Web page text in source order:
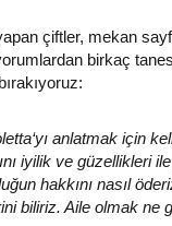
çiftler, mekan
birkaç
anlatmak için
iyilik ve güzellikleri
hakkını nasıl
biliriz. Aile olmak ne